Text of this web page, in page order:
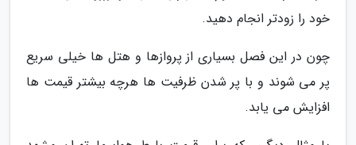
خود را زودتر انجام دهید.
چون در این فصل بسیاری از پروازها و هتل ها خیلی سریع
پر می شوند و با پر شدن ظرفیت ها هرچه بیشتر قیمت ها
افزایش می یابد.